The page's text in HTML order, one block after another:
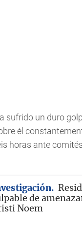
sufrido un duro
él
horas ante
de
Noem